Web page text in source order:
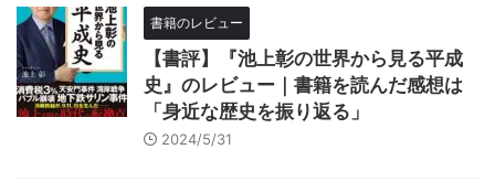
書籍のレビュー
【書評】『池上彰の世界から見る平成
史』のレビュー｜書籍を読んだ感想は
「身近な歴史を振り返る」
2024/5/31